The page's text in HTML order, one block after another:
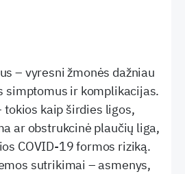
– vyresni žmonės dažniau
simptomus ir komplikacijas.
tokios kaip širdies ligos,
ar obstrukcinė plaučių liga,
COVID-19 formos riziką.
sutrikimai – asmenys,